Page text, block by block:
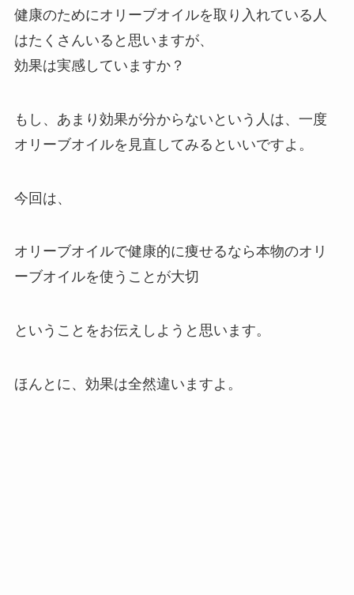
健康のためにオリーブオイルを取り入れている人
はたくさんいると思いますが、
効果は実感していますか？
もし、 あまり効果が分からないという人は、一度
オリーブオイルを見直してみるといいですよ。
今回は、
オリーブオイルで健康的に痩せるなら本物のオリ
ーブオイルを使うことが大切
ということをお伝えしようと思います。
ほんとに、効果は全然違いますよ。